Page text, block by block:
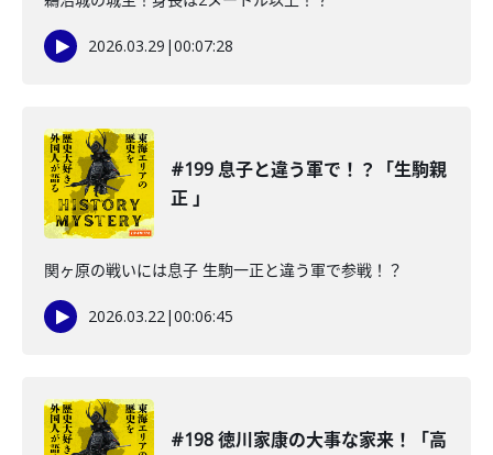
2026.03.29 |00:07:28
#199 息子と違う軍で！？「生駒親
正 」
関ヶ原の戦いには息子 生駒一正と違う軍で参戦！？
2026.03.22|00:06:45
#198 徳川家康の大事な家来！「高